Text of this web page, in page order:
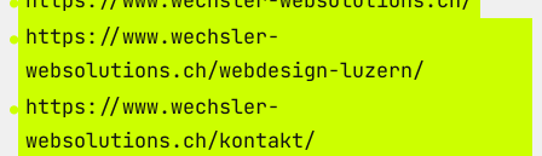
https://www.wechsler-
websolutions.ch/webdesign-luzern/
https://www.wechsler-
websolutions.ch/kontakt/